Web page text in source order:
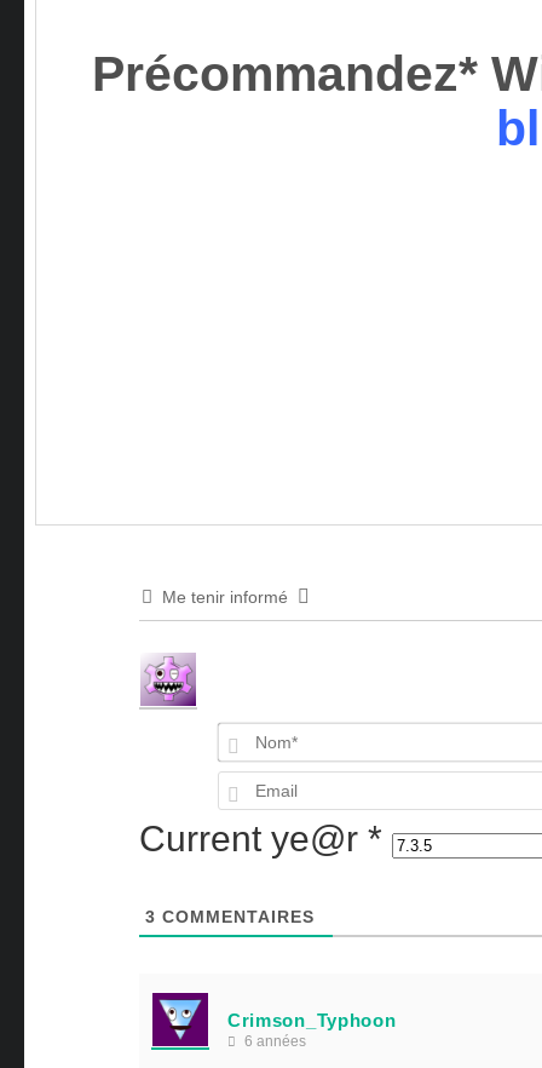
Précommandez*
Me tenir informé
Current ye@r *
3 COMMENTAIRES
Crimson_Typhoon
6 années